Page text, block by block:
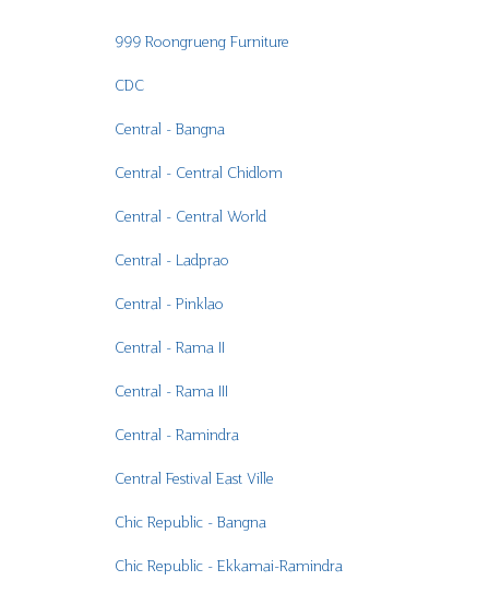
999 Roongrueng Furniture
CDC
Central - Bangna
Central - Central Chidlom
Central - Central World
Central - Ladprao
Central - Pinklao
Central - Rama II
Central - Rama III
Central - Ramindra
Central Festival East Ville
Chic Republic - Bangna
Chic Republic - Ekkamai-Ramindra